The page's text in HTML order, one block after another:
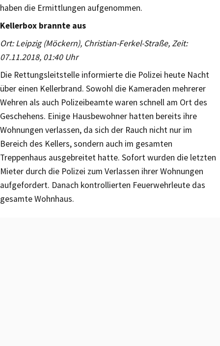
haben die Ermittlungen aufgenommen.
Kellerbox brannte aus
Ort: Leipzig (Möckern), Christian-Ferkel-Straße, Zeit:
07.11.2018, 01:40 Uhr
Die Rettungsleitstelle informierte die Polizei heute Nacht
über einen Kellerbrand. Sowohl die Kameraden mehrerer
Wehren als auch Polizeibeamte waren schnell am Ort des
Geschehens. Einige Hausbewohner hatten bereits ihre
Wohnungen verlassen, da sich der Rauch nicht nur im
Bereich des Kellers, sondern auch im gesamten
Treppenhaus ausgebreitet hatte. Sofort wurden die letzten
Mieter durch die Polizei zum Verlassen ihrer Wohnungen
aufgefordert. Danach kontrollierten Feuerwehrleute das
gesamte Wohnhaus.